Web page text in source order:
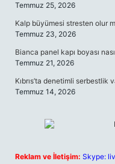
Temmuz 25, 2026
Kalp büyümesi stresten olur
Temmuz 23, 2026
Bianca panel kapı boyası
Temmuz 21, 2026
Kıbrıs’ta denetimli serbestlik
Temmuz 14, 2026
Reklam ve İletişim: Skype: